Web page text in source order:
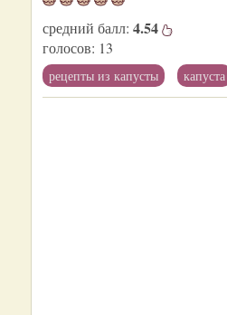
средний балл: 4.54
голосов: 13
рецепты из капусты капуста